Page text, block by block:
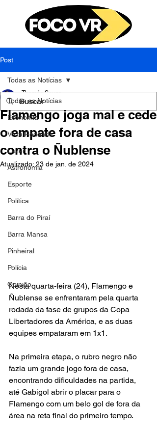
Post
Todas as Notícias
Economia
Volta Redonda
Lazer
Astronomia
Esporte
Política
Barra do Piraí
Barra Mansa
Pinheiral
Polícia
Opinião
Todas as Notícias
Flamengo joga mal e cede
o empate fora de casa
contra o Ñublense
Thomás Souza
25 de mai. de 2023
Atualizado: 23 de jan. de 2024
Nesta quarta-feira (24), Flamengo e
Ñublense se enfrentaram pela quarta
rodada da fase de grupos da Copa
Libertadores da América, e as duas
equipes empataram em 1x1.
Na primeira etapa, o rubro negro não
fazia um grande jogo fora de casa,
encontrando dificuldades na partida,
até Gabigol abrir o placar para o
Flamengo com um belo gol de fora da
área na reta final do primeiro tempo.